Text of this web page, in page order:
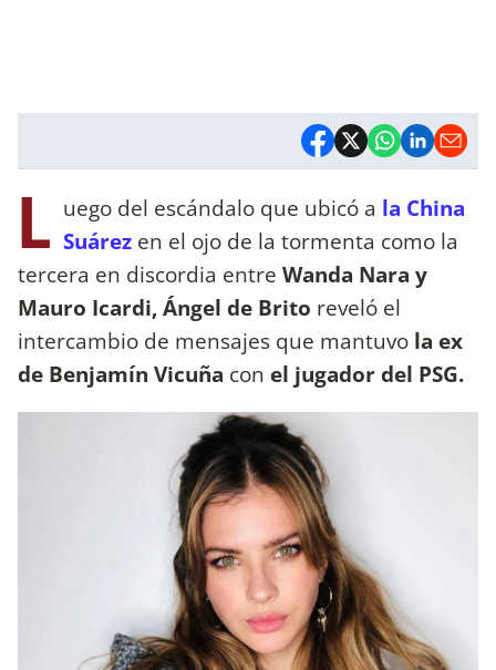
L uego del escándalo que ubicó a la China
Suárez en el ojo de la tormenta como la
tercera en discordia entre Wanda Nara y
Mauro Icardi, Ángel de Brito reveló el
intercambio de mensajes que mantuvo la ex
de Benjamín Vicuña con el jugador del PSG.